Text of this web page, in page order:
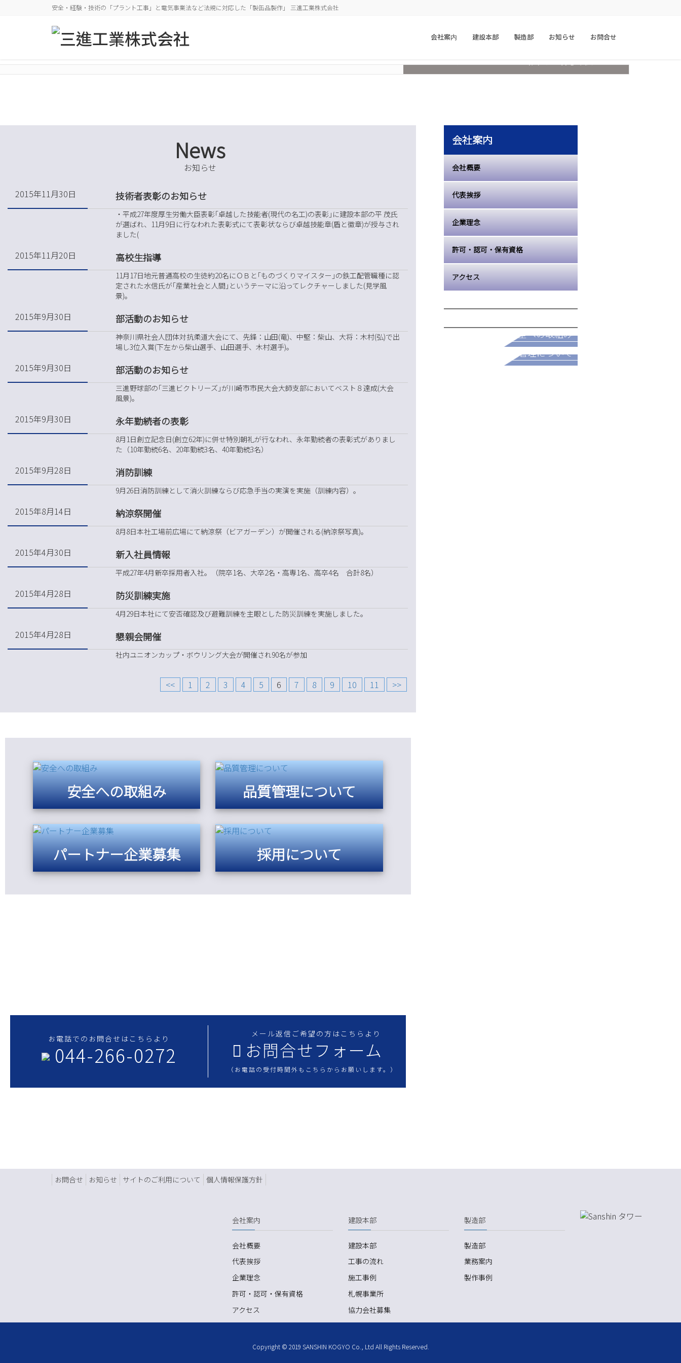
安全・経験・技術の「プラント工事」と電気事業法など法規に対応した「製缶品製作」 三進工業株式会社
会社案内 建設本部 製造部 お知らせ お問合せ
News
お知らせ
2015年11月30日 技術者表彰のお知らせ
・平成27年度厚生労働大臣表彰｢卓越した技能者(現代の名工)の表彰｣に建設本部の平 茂氏
が選ばれ、11月9日に行なわれた表彰式にて表彰状ならび卓越技能章(盾と徽章)が授与され
ました(
2015年11月20日 高校生指導
11月17日地元普通高校の生徒約20名にＯＢと｢ものづくりマイスター｣の鉄工配管職種に認
定された水信氏が｢産業社会と人間｣というテーマに沿ってレクチャーしました(見学風
景)。
2015年9月30日 部活動のお知らせ
神奈川県社会人団体対抗柔道大会にて、先鋒：山田(竜)、中堅：柴山、大将：木村(弘)で出
場し3位入賞(下左から柴山選手、山田選手、木村選手)。
2015年9月30日 部活動のお知らせ
三進野球部の｢三進ビクトリーズ｣が川崎市市民大会大師支部においてベスト８達成(大会
風景)。
2015年9月30日 永年勤続者の表彰
8月1日創立記念日(創立62年)に併せ特別朝礼が行なわれ、永年勤続者の表彰式がありまし
た（10年勤続6名、20年勤続3名、40年勤続3名）
2015年9月28日 消防訓練
9月26日消防訓練として消火訓練ならび応急手当の実演を実施（訓練内容）。
2015年8月14日 納涼祭開催
8月8日本社工場前広場にて納涼祭（ビアガーデン）が開催される(納涼祭写真)。
2015年4月30日 新入社員情報
平成27年4月新卒採用者入社。（院卒1名、大卒2名・高専1名、高卒4名 合計8名）
2015年4月28日 防災訓練実施
4月29日本社にて安否確認及び避難訓練を主眼とした防災訓練を実施しました。
2015年4月28日 懇親会開催
社内ユニオンカップ・ボウリング大会が開催され90名が参加
<< 1 2 3 4 5 6 7 8 9 10 11 >>
安全への取組み 品質管理について
パートナー企業募集 採用について
お電話でのお問合せはこちらより
044-266-0272
メール返信ご希望の方はこちらより
お問合せフォーム
（お電話の受付時間外もこちらからお願いします。）
会社案内
会社概要
代表挨拶
企業理念
許可・認可・保有資格
アクセス
パートナー募集
安全への取組み
品質管理について
お問合せ お知らせ サイトのご利用について 個人情報保護方針
会社案内
会社概要
代表挨拶
企業理念
許可・認可・保有資格
アクセス
建設本部
建設本部
工事の流れ
施工事例
札幌事業所
協力会社募集
製造部
製造部
業務案内
製作事例
Copyright © 2019 SANSHIN KOGYO Co., Ltd All Rights Reserved.